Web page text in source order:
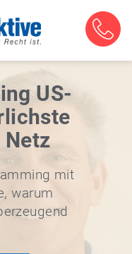
US-
Netz
mit
warum